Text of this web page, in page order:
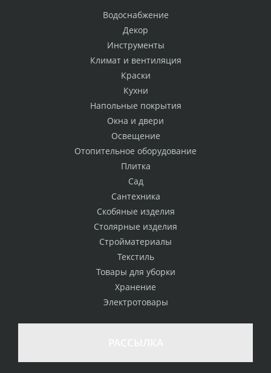
Водоснабжение
Декор
Инструменты
Климат и вентиляция
Краски
Кухни
Напольные покрытия
Окна и двери
Освещение
Отопительное оборудование
Плитка
Сад
Сантехника
Скобяные изделия
Столярные изделия
Стройматериалы
Текстиль
Товары для уборки
Хранение
Электротовары